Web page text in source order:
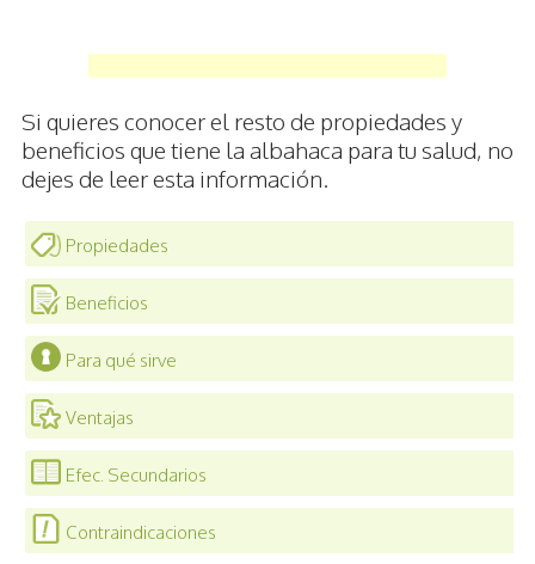
Si quieres conocer el resto de propiedades y
beneficios que tiene la albahaca para tu salud, no
dejes de leer esta información.
Propiedades
Beneficios
Para qué sirve
Ventajas
Efec. Secundarios
Contraindicaciones